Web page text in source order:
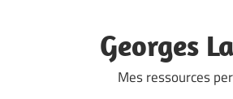
Georges
Mes ressources